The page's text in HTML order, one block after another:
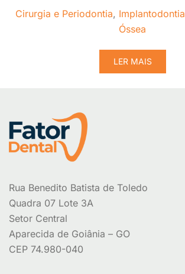
Cirurgia e Periodontia, Implantodontia
Óssea
LER MAIS
Rua Benedito Batista de Toledo
Quadra 07 Lote 3A
Setor Central
Aparecida de Goiânia – GO
CEP 74.980-040